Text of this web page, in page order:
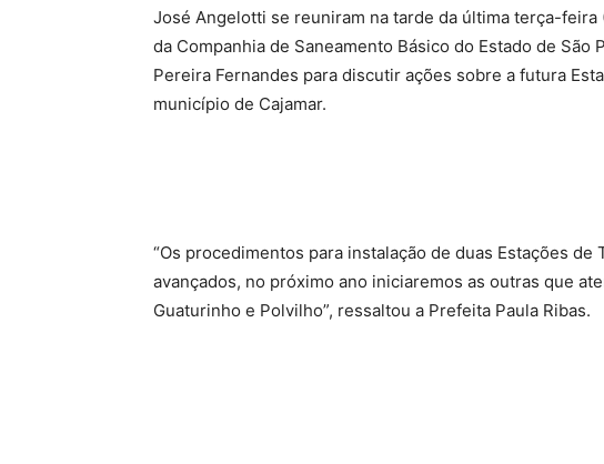
José Angelotti se reuniram na tarde da última terça-
da Companhia de Saneamento Básico do Estado de São
Pereira Fernandes para discutir ações sobre a futura
município de Cajamar.
“Os procedimentos para instalação de duas Estações de
avançados, no próximo ano iniciaremos as outras que
Guaturinho e Polvilho”, ressaltou a Prefeita Paula Ribas.